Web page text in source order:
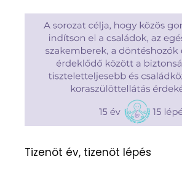
Tizenöt év, tizenöt lépés